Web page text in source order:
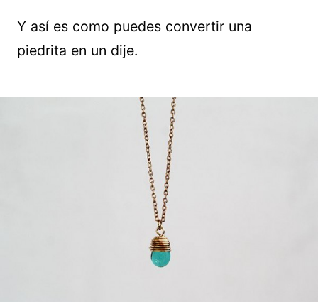
Y así es como puedes convertir una
piedrita en un dije.